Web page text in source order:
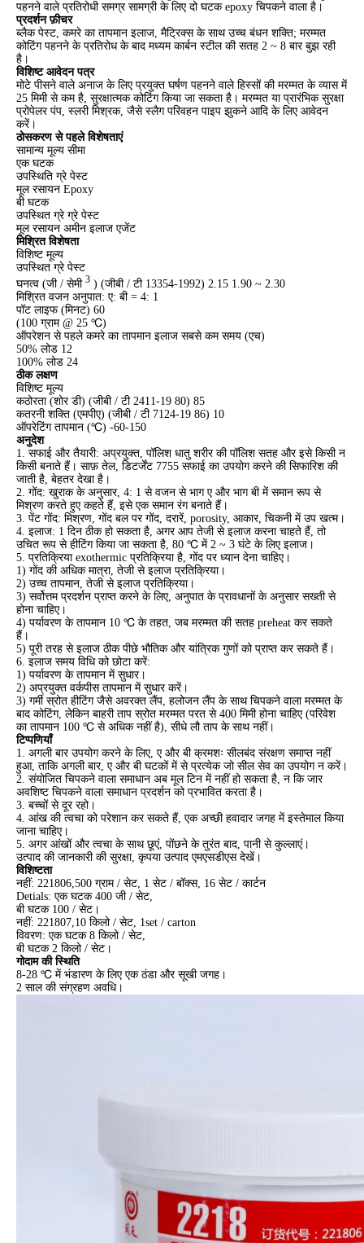
पहनने वाले प्रतिरोधी समग्र सामग्री के लिए दो घटक epoxy चिपकने वाला है।
प्रदर्शन फ़ीचर
ब्लैक पेस्ट, कमरे का तापमान इलाज, मैट्रिक्स के साथ उच्च बंधन शक्ति; मरम्मत
कोटिंग पहनने के प्रतिरोध के बाद मध्यम कार्बन स्टील की सतह 2 ~ 8 बार बुझ रही
है।
विशिष्ट आवेदन पत्र
मोटे पीसने वाले अनाज के लिए प्रयुक्त घर्षण पहनने वाले हिस्सों की मरम्मत के व्यास में
25 मिमी से कम है, सुरक्षात्मक कोटिंग किया जा सकता है। मरम्मत या प्रारंभिक सुरक्षा
प्रोपेलर पंप, स्लरी मिश्रक, जैसे स्लैग परिवहन पाइप झुकने आदि के लिए आवेदन
करें।
ठोसकरण से पहले विशेषताएं
सामान्य मूल्य सीमा
एक घटक
उपस्थिति ग्रे पेस्ट
मूल रसायन Epoxy
बी घटक
उपस्थित ग्रे ग्रे पेस्ट
मूल रसायन अमीन इलाज एजेंट
मिश्रित विशेषता
विशिष्ट मूल्य
उपस्थित ग्रे पेस्ट
घनत्व (जी / सेमी 3 ) (जीबी / टी 13354-1992) 2.15 1.90 ~ 2.30
मिश्रित वजन अनुपात: ए: बी = 4: 1
पॉट लाइफ (मिनट) 60
(100 ग्राम @ 25 ℃)
ऑपरेशन से पहले कमरे का तापमान इलाज सबसे कम समय (एच)
50% लोड 12
100% लोड 24
ठीक लक्षण
विशिष्ट मूल्य
कठोरता (शोर डी) (जीबी / टी 2411-19 80) 85
कतरनी शक्ति (एमपीए) (जीबी / टी 7124-19 86) 10
ऑपरेटिंग तापमान (℃) -60-150
अनुदेश
1. सफाई और तैयारी: अप्रयुक्त, पॉलिश धातु शरीर की पॉलिश सतह और इसे किसी न
किसी बनाते हैं। साफ़ तेल, डिटर्जेंट 7755 सफाई का उपयोग करने की सिफारिश की
जाती है, बेहतर देखा है।
2. गोंद: खुराक के अनुसार, 4: 1 से वजन से भाग ए और भाग बी में समान रूप से
मिश्रण करते हुए कहते हैं, इसे एक समान रंग बनाते हैं।
3. पेंट गोंद: मिश्रण, गोंद बल पर गोंद, दरारें, porosity, आकार, चिकनी में उप खत्म।
4. इलाज: 1 दिन ठीक हो सकता है, अगर आप तेजी से इलाज करना चाहते हैं, तो
उचित रूप से हीटिंग किया जा सकता है, 80 ℃ में 2 ~ 3 घंटे के लिए इलाज।
5. प्रतिक्रिया exothermic प्रतिक्रिया है, गोंद पर ध्यान देना चाहिए।
1) गोंद की अधिक मात्रा, तेजी से इलाज प्रतिक्रिया।
2) उच्च तापमान, तेजी से इलाज प्रतिक्रिया।
3) सर्वोत्तम प्रदर्शन प्राप्त करने के लिए, अनुपात के प्रावधानों के अनुसार सख्ती से
होना चाहिए।
4) पर्यावरण के तापमान 10 ℃ के तहत, जब मरम्मत की सतह preheat कर सकते
हैं।
5) पूरी तरह से इलाज ठीक पीछे भौतिक और यांत्रिक गुणों को प्राप्त कर सकते हैं।
6. इलाज समय विधि को छोटा करें:
1) पर्यावरण के तापमान में सुधार।
2) अप्रयुक्त वर्कपीस तापमान में सुधार करें।
3) गर्मी स्रोत हीटिंग जैसे अवरक्त लैंप, हलोजन लैंप के साथ चिपकने वाला मरम्मत के
बाद कोटिंग, लेकिन बाहरी ताप स्रोत मरम्मत परत से 400 मिमी होना चाहिए (परिवेश
का तापमान 100 ℃ से अधिक नहीं है), सीधे लौ ताप के साथ नहीं।
टिप्पणियाँ
1. अगली बार उपयोग करने के लिए, ए और बी क्रमशः सीलबंद संरक्षण समाप्त नहीं
हुआ, ताकि अगली बार, ए और बी घटकों में से प्रत्येक जो सील सेव का उपयोग न करें।
2. संयोजित चिपकने वाला समाधान अब मूल टिन में नहीं हो सकता है, न कि जार
अवशिष्ट चिपकने वाला समाधान प्रदर्शन को प्रभावित करता है।
3. बच्चों से दूर रहो।
4. आंख की त्वचा को परेशान कर सकते हैं, एक अच्छी हवादार जगह में इस्तेमाल किया
जाना चाहिए।
5. अगर आंखों और त्वचा के साथ छूएं, पोंछने के तुरंत बाद, पानी से कुल्लाएं।
उत्पाद की जानकारी की सुरक्षा, कृपया उत्पाद एमएसडीएस देखें।
विशिष्टता
नहीं: 221806,500 ग्राम / सेट, 1 सेट / बॉक्स, 16 सेट / कार्टन
Detials: एक घटक 400 जी / सेट,
बी घटक 100 / सेट।
नहीं: 221807,10 किलो / सेट, 1set / carton
विवरण: एक घटक 8 किलो / सेट,
बी घटक 2 किलो / सेट।
गोदाम की स्थिति
8-28 ℃ में भंडारण के लिए एक ठंडा और सूखी जगह।
2 साल की संग्रहण अवधि।